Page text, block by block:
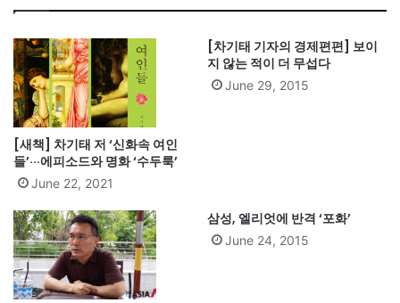
[새책] 차기태 저 ‘신화속 여인
들’···에피소드와 명화 ‘수두룩’
June 22, 2021
[차기태 기자의 경제편편] 보이
지 않는 적이 더 무섭다
June 29, 2015
삼성, 엘리엇에 반격 ‘포화’
June 24, 2015